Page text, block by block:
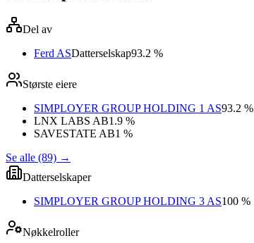
Del av
Ferd ASDatterselskap93.2 %
Største eiere
SIMPLOYER GROUP HOLDING 1 AS93.2 %
LNX LABS AB1.9 %
SAVESTATE AB1 %
Se alle (89) →
Datterselskaper
SIMPLOYER GROUP HOLDING 3 AS100 %
Nøkkelroller